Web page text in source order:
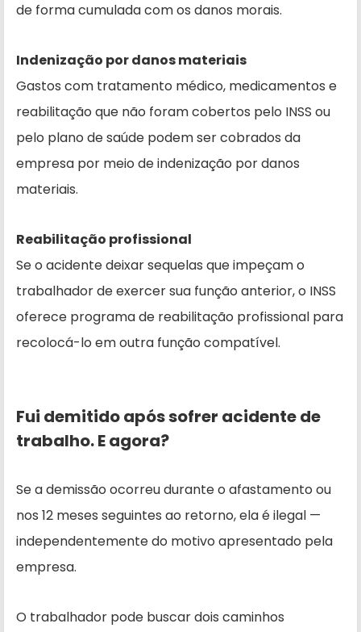
de forma cumulada com os danos morais.
Indenização por danos materiais
Gastos com tratamento médico, medicamentos e
reabilitação que não foram cobertos pelo INSS ou
pelo plano de saúde podem ser cobrados da
empresa por meio de indenização por danos
materiais.
Reabilitação profissional
Se o acidente deixar sequelas que impeçam o
trabalhador de exercer sua função anterior, o INSS
oferece programa de reabilitação profissional para
recolocá-lo em outra função compatível.
Fui demitido após sofrer acidente de
trabalho. E agora?
Se a demissão ocorreu durante o afastamento ou
nos 12 meses seguintes ao retorno, ela é ilegal —
independentemente do motivo apresentado pela
empresa.
O trabalhador pode buscar dois caminhos